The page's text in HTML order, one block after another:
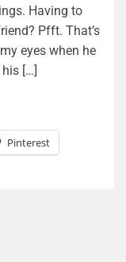
Having to
Pfft. That’s
eyes when he
[…]
Pinterest